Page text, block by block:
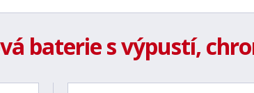
baterie s výpustí,